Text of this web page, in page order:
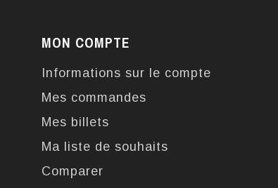
MON COMPTE
Informations sur le compte
Mes commandes
Mes billets
Ma liste de souhaits
Comparer